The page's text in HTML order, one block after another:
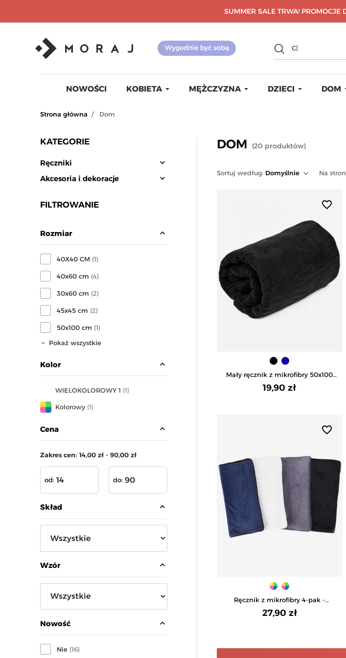
SUMMER SALE TRWA! PROMOCJE
NOWOŚCI KOBIETA MĘŻCZYZNA DZIECI DOM
Strona główna Dom
KATEGORIE
Ręczniki expand_more
Akcesoria i dekoracje expand_more
FILTROWANIE
Rozmiar expand_less
40X40 CM (1)
40x60 cm (4)
30x60 cm (2)
45x45 cm (2)
50x100 cm (1)
Pokaż wszystkie
Kolor expand_less
WIELOKOLOROWY 1 (1)
Kolorowy (1)
Cena expand_less
Zakres cen: 14,00 zł - 90,00 zł
od: do:
Skład expand_less
Wzór expand_less
Nowość expand_less
Nie (16)
DOM (20 produktów)
Sortuj według: Domyślnie Na
favorite_border
Mały ręcznik z mikrofibry 50x100
cm - CZARNY
19,90 zł
favorite_border
Ręcznik z mikrofibry 4-pak -
WIELOKOLOROWY 1
27,90 zł